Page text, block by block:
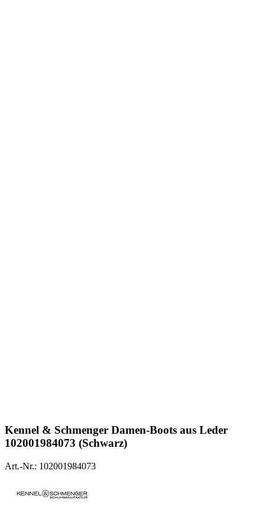
Kennel & Schmenger Damen-Boots aus Leder
102001984073 (Schwarz)
Art.-Nr.: 102001984073